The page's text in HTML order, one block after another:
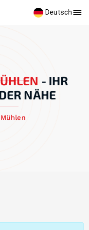
Deutsch
- IHR
NÄHE
Mühlen